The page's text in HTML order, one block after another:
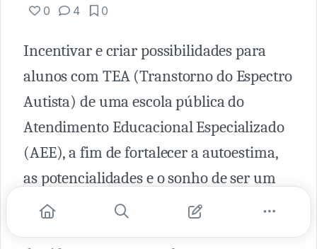
0 4 0
Incentivar e criar possibilidades para
alunos com TEA (Transtorno do Espectro
Autista) de uma escola pública do
Atendimento Educacional Especializado
(AEE), a fim de fortalecer a autoestima,
as potencialidades e o sonho de ser um
grande profissional. Foi assim, que